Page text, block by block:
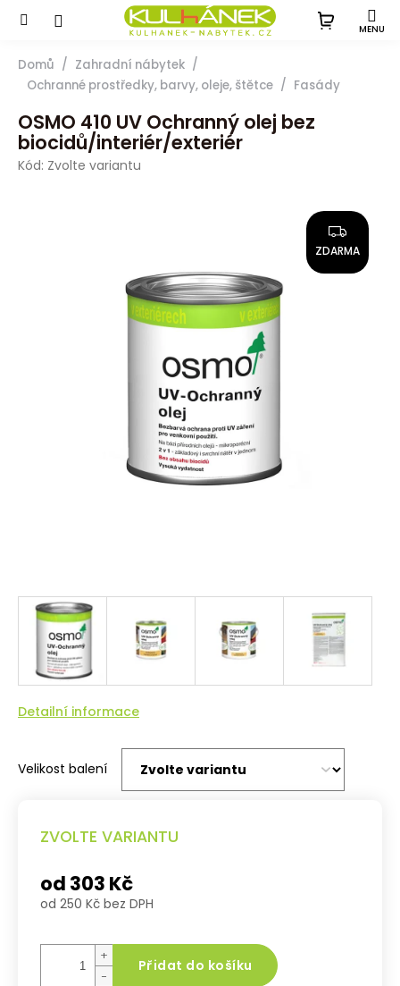
Domů
Zahradní nábytek
Ochranné prostředky, barvy, oleje, štětce
Fasády
OSMO 410 UV Ochranný olej bez
biocidů/interiér/exteriér
Kód: Zvolte variantu
D
A
ZDARMA
ZVOLTE VARIANTU
od 303 Kč
od 250 Kč bez DPH
cena:
+
−
Přidat do košíku
Velikost balení
Detailní informace